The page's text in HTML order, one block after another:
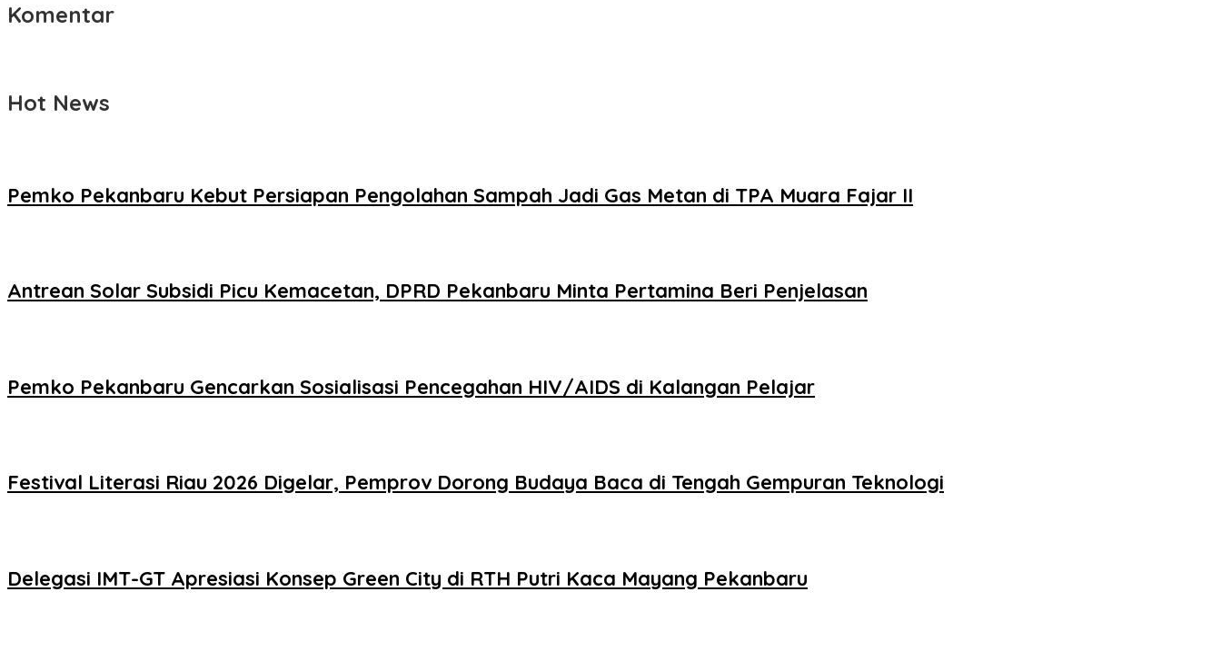
Komentar
Hot News
Pemko Pekanbaru Kebut Persiapan Pengolahan Sampah Jadi Gas Metan di TPA Muara Fajar II
Antrean Solar Subsidi Picu Kemacetan, DPRD Pekanbaru Minta Pertamina Beri Penjelasan
Pemko Pekanbaru Gencarkan Sosialisasi Pencegahan HIV/AIDS di Kalangan Pelajar
Festival Literasi Riau 2026 Digelar, Pemprov Dorong Budaya Baca di Tengah Gempuran Teknologi
Delegasi IMT-GT Apresiasi Konsep Green City di RTH Putri Kaca Mayang Pekanbaru